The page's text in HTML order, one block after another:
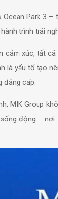
Park 3 –
trình trải
cảm xúc, tất
là yếu tố tạo
đẳng cấp.
MIK Group
động –